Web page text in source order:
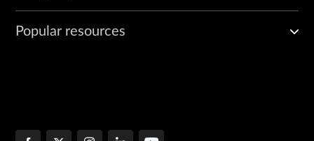
Popular resources